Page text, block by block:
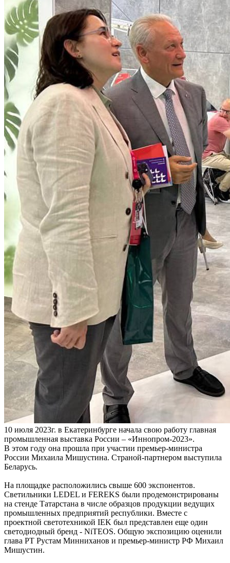
10 июля 2023г. в Екатеринбурге начала свою работу главная
промышленная выставка России – «Иннопром-2023».
В этом году она прошла при участии премьер-министра
России Михаила Мишустина. Страной-партнером выступила
Беларусь.
На площадке расположились свыше 600 экспонентов.
Светильники LEDEL и FEREKS были продемонстрированы
на стенде Татарстана в числе образцов продукции ведущих
промышленных предприятий республики. Вместе с
проектной светотехникой IEK был представлен еще один
светодиодный бренд - NiTEOS. Общую экспозицию оценили
глава РТ Рустам Минниханов и премьер-министр РФ Михаил
Мишустин.